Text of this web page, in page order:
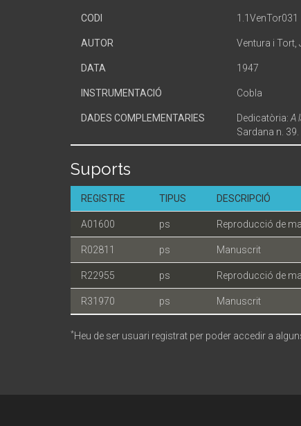
CODI 1.1VenTor031
AUTOR Ventura i Tort,
DATA 1947
INSTRUMENTACIÓ Cobla
DADES COMPLEMENTARIES Dedicatòria: A
Sardana n. 39.
Suports
REGISTRE TIPUS DESCRIPCIÓ
A01600 ps Reproducció de
R02811 ps Manuscrit
R22955 ps Reproducció de
R31970 ps Manuscrit
*Heu de ser usuari registrat per poder accedir a